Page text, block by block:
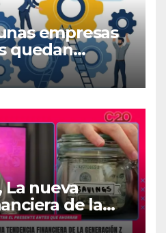
empresas
quedan
el día a día?
La nueva
de la